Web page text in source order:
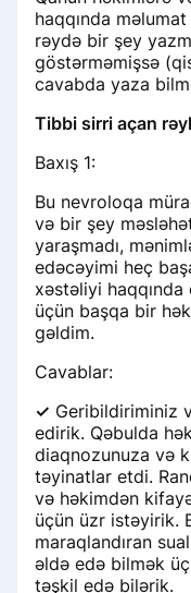
haqqında
rəydə bir şey
göstərməmişsə
cavabda yaza
Tibbi sirri açan
Baxış 1:
Bu nevroloqa
və bir şey
yaraşmadı,
edəcəyimi heç
xəstəliyi
üçün başqa bir
gəldim.
Cavablar:
✓ Geribildiriminiz
edirik. Qəbulda
diaqnozunuza və
təyinatlar etdi.
və həkimdən
üçün üzr istəyirik.
maraqlandıran
əldə edə bilmək
təşkil edə bilərik.